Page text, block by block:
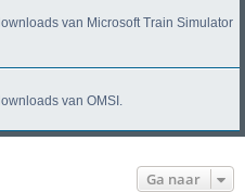
van Microsoft Train Simulator
van OMSI.
Ga naar